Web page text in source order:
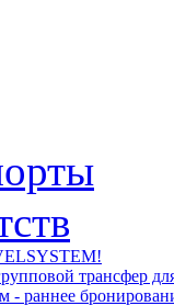
трансфер
- раннее